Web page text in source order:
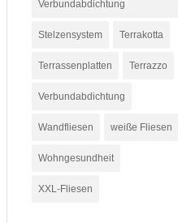
Verbundabdichtung
Stelzensystem Terrakotta
Terrassenplatten Terrazzo
Verbundabdichtung
Wandfliesen weiße Fliesen
Wohngesundheit
XXL-Fliesen